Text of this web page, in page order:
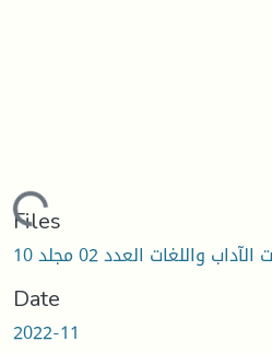
Loading...
Files
Date
2022-11